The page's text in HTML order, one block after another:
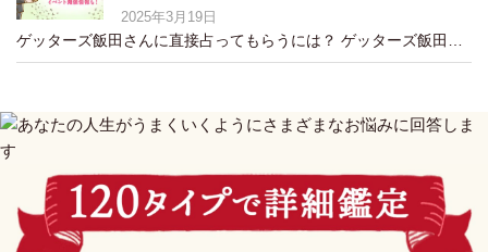
2025年3月19日
ゲッターズ飯田さんに直接占ってもらうには？ ゲッターズ飯田さんに占ってほしい！ …